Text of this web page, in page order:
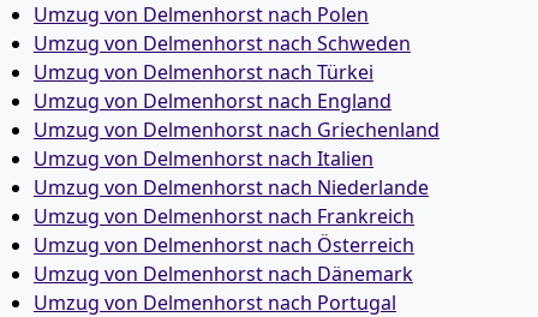
Umzug von Delmenhorst nach Polen
Umzug von Delmenhorst nach Schweden
Umzug von Delmenhorst nach Türkei
Umzug von Delmenhorst nach England
Umzug von Delmenhorst nach Griechenland
Umzug von Delmenhorst nach Italien
Umzug von Delmenhorst nach Niederlande
Umzug von Delmenhorst nach Frankreich
Umzug von Delmenhorst nach Österreich
Umzug von Delmenhorst nach Dänemark
Umzug von Delmenhorst nach Portugal